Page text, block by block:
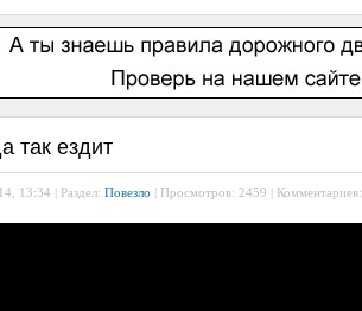
так ездит
13:34 | Раздел: Повезло | Просмотров: 2459 | Комментариев: